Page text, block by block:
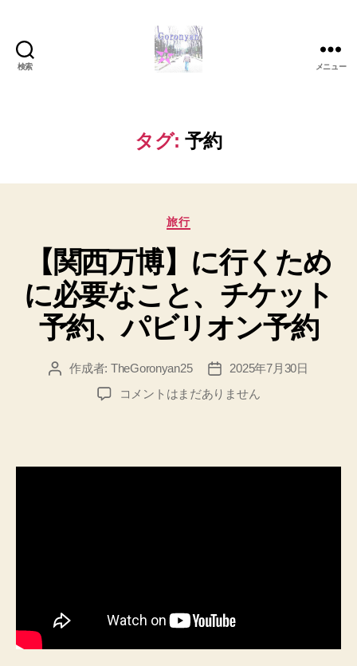
検索
マ
イ
ド
音
常
の
こ
と
メニュー
タグ: 予約
カ
ー
旅行
【関西万博】に行くため
に必要なこと、チケット
予約、パビリオン予約
投 作成者: TheGoronyan25
投
稿
日
2025年7月30日
【関
に
こ
コメントはまだありません